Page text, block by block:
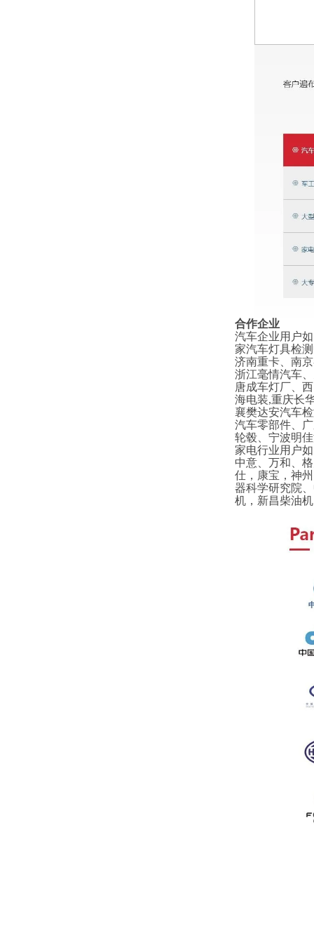
合作企业
汽车企业用户
家汽车灯具检
济南重卡、南
浙江毫情汽车
唐成车灯厂、
海电装,重庆长
襄樊达安汽车
汽车零部件、
轮毂、宁波明
家电行业用户
中意、万和、
仕，康宝，神
器科学研究院
机，新昌柴油